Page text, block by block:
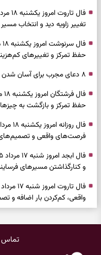
تغییر زاویه دید و انتخاب
حفظ تمرکز و تغییرهای
۸ دعای مجرب برای آسان شدن امور و به اتمام رساندن کار‌ها
حفظ تمرکز و بازگشت به
فرصت‌های واقعی و
و کنارگذاشتن مسیرهای
واقعی، کم‌کردن بار اضافه و
تماس